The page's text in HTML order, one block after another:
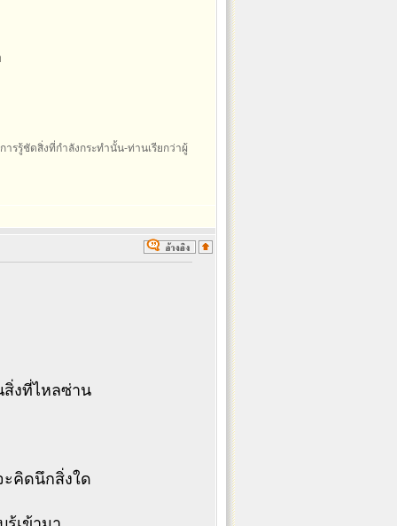
รรู้ชัดสิ่งที่กำลังกระทำนั้น-ท่านเรียกว่าผู้
งที่ไหลซ่าน
ะคิดนึกสิ่งใด